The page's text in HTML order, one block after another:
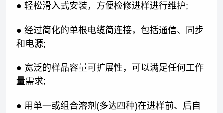
● 轻松滑入式安装，方便检修进样进行维护;
● 经过简化的单根电缆简连接，包括通信、同步
和电源;
● 宽泛的样品容量可扩展性，可以满足任何工作
量需求;
● 用单一或组合溶剂(多达四种)在进样前、后自